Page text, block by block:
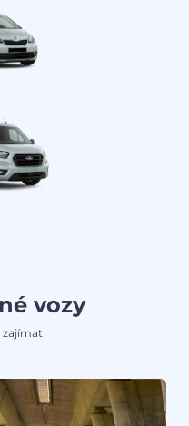
vozy
zajímat